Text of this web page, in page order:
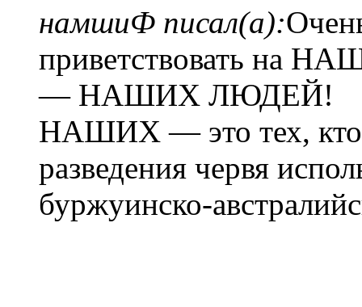
намшиФ писал(а):
приветствовать
— НАШИХ ЛЮДЕЙ!
НАШИХ — это тех, кто
разведения червя
буржуинско-